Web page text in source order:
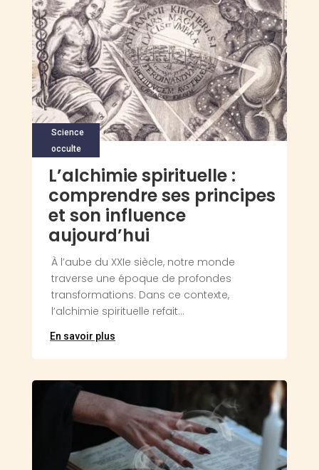
Science
occulte
L’alchimie spirituelle :
comprendre ses principes
et son influence
aujourd’hui
À l’aube du XXIe siècle, notre monde
traverse une époque de profondes
transformations. Dans ce contexte,
l’alchimie spirituelle refait...
En savoir plus